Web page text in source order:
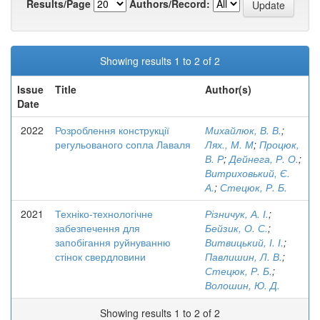
Results/Page
Authors/Record:
Showing results 1 to 2 of 2
Issue
Date
Title Author(s)
2022
Розроблення конструкції
регульованого сопла Лаваля
Михайлюк, В. В.;
Лях., М. М; Процюк,
В. Р;Дейнега, Р. О.;
Витриховький, Є.
А.; Стецюк, Р. Б.
2021
Техніко-технологічне
забезпечення для
запобігання руйнуванню
стінок свердловини
Різничук, А. І.;
Бейзик, О. С.;
Витвицький, І. І.;
Павлишин, Л. В.;
Стецюк, Р. Б.;
Волошин, Ю. Д.
Showing results 1 to 2 of 2